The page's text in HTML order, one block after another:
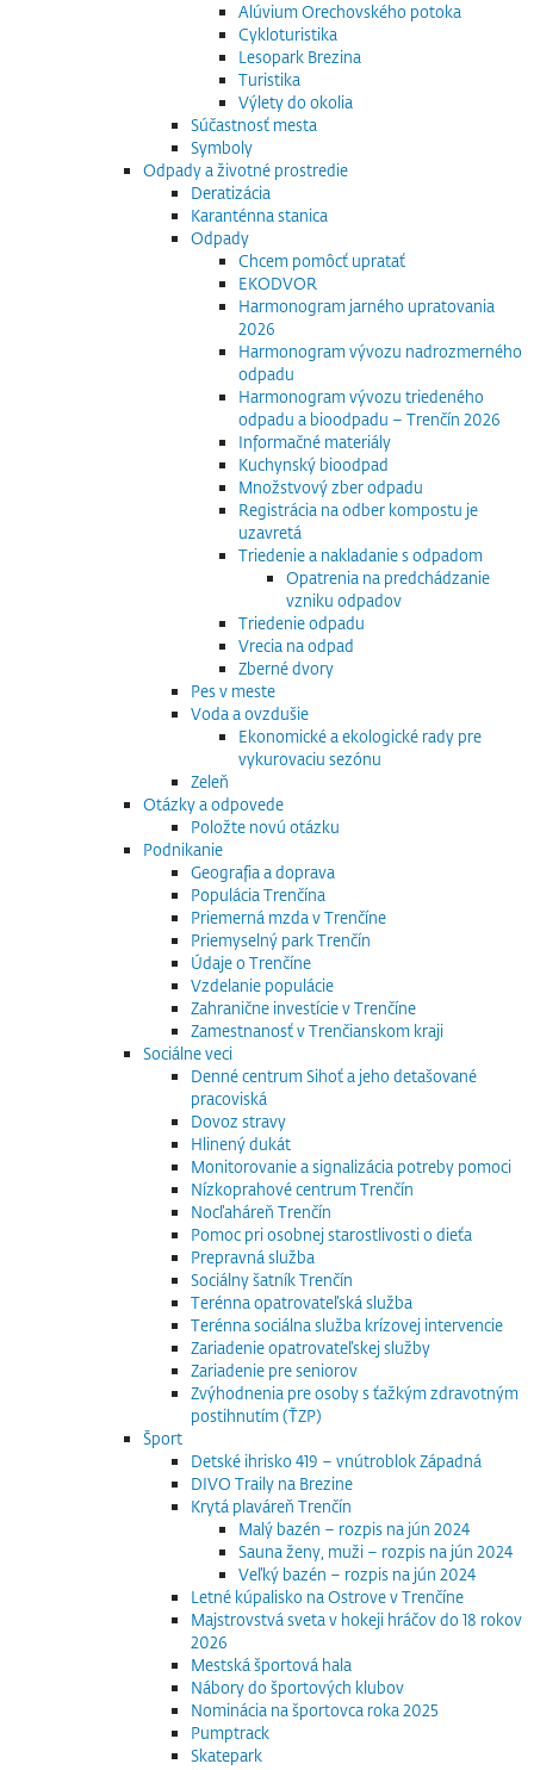
Alúvium Orechovského potoka
Cykloturistika
Lesopark Brezina
Turistika
Výlety do okolia
Súčastnosť mesta
Symboly
Odpady a životné prostredie
Deratizácia
Karanténna stanica
Odpady
Chcem pomôcť upratať
EKODVOR
Harmonogram jarného upratovania
2026
Harmonogram vývozu nadrozmerného
odpadu
Harmonogram vývozu triedeného
odpadu a bioodpadu – Trenčín 2026
Informačné materiály
Kuchynský bioodpad
Množstvový zber odpadu
Registrácia na odber kompostu je
uzavretá
Triedenie a nakladanie s odpadom
Opatrenia na predchádzanie
vzniku odpadov
Triedenie odpadu
Vrecia na odpad
Zberné dvory
Pes v meste
Voda a ovzdušie
Ekonomické a ekologické rady pre
vykurovaciu sezónu
Zeleň
Otázky a odpovede
Položte novú otázku
Podnikanie
Geografia a doprava
Populácia Trenčína
Priemerná mzda v Trenčíne
Priemyselný park Trenčín
Údaje o Trenčíne
Vzdelanie populácie
Zahranične investície v Trenčíne
Zamestnanosť v Trenčianskom kraji
Sociálne veci
Denné centrum Sihoť a jeho detašované
pracoviská
Dovoz stravy
Hlinený dukát
Monitorovanie a signalizácia potreby pomoci
Nízkoprahové centrum Trenčín
Nocľaháreň Trenčín
Pomoc pri osobnej starostlivosti o dieťa
Prepravná služba
Sociálny šatník Trenčín
Terénna opatrovateľská služba
Terénna sociálna služba krízovej intervencie
Zariadenie opatrovateľskej služby
Zariadenie pre seniorov
Zvýhodnenia pre osoby s ťažkým zdravotným
postihnutím (ŤZP)
Šport
Detské ihrisko 419 – vnútroblok Západná
DIVO Traily na Brezine
Krytá plaváreň Trenčín
Malý bazén – rozpis na jún 2024
Sauna ženy, muži – rozpis na jún 2024
Veľký bazén – rozpis na jún 2024
Letné kúpalisko na Ostrove v Trenčíne
Majstrovstvá sveta v hokeji hráčov do 18 rokov
2026
Mestská športová hala
Nábory do športových klubov
Nominácia na športovca roka 2025
Pumptrack
Skatepark